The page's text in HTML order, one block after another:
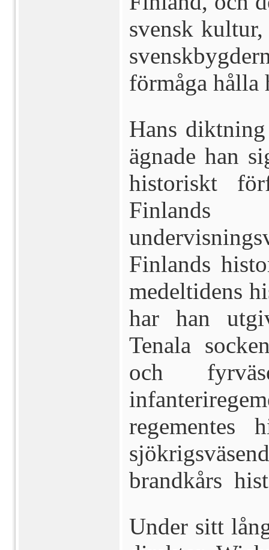
svensk
förmåga hålla
Hans
ägnade han
historiskt
Finlands
medeltidens
har han
Tenala
och
regementes
brandkårs
Under sitt